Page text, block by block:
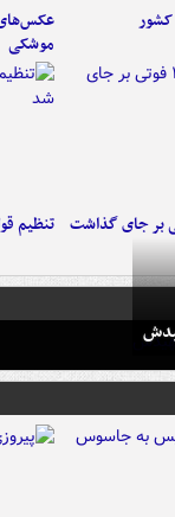
کشور
عکس‌های
موشکی
تنظیم